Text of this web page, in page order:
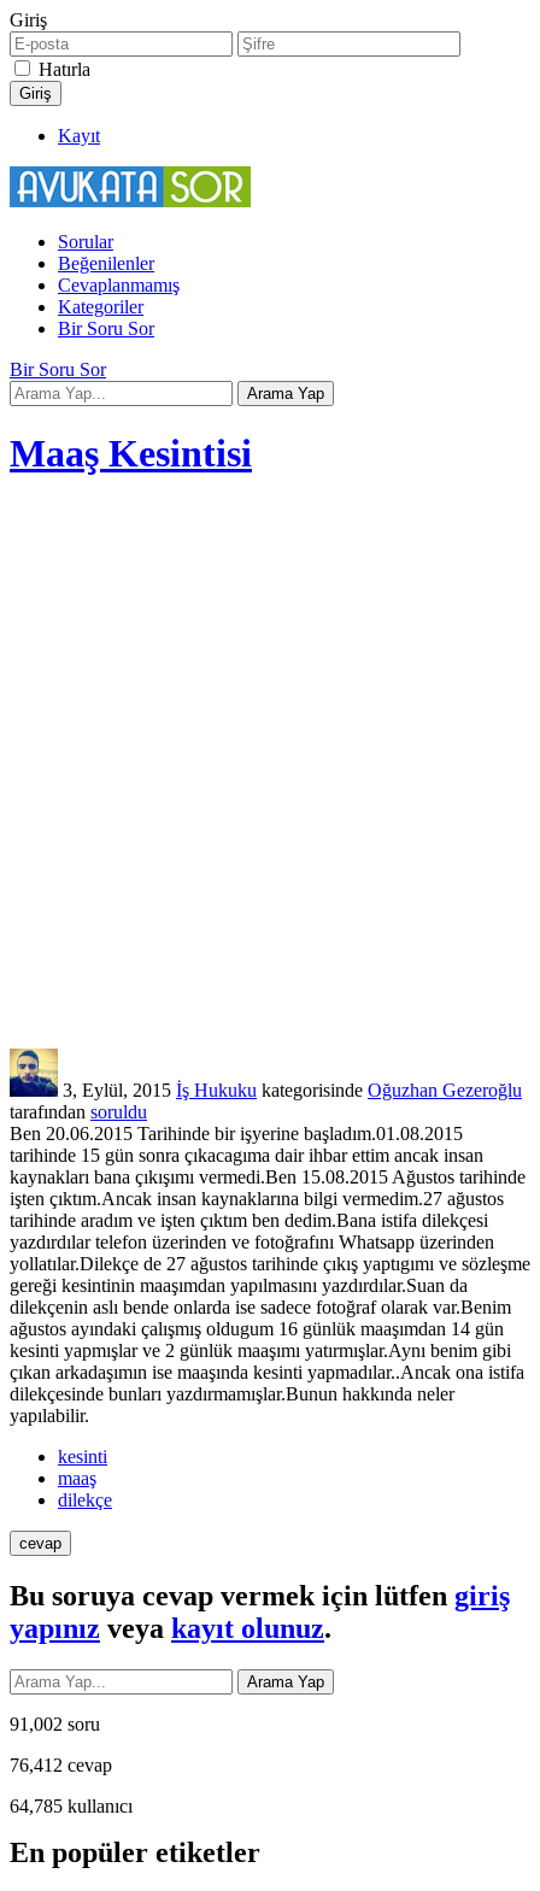
Giriş
Hatırla
Kayıt
Sorular
Beğenilenler
Cevaplanmamış
Kategoriler
Bir Soru Sor
Bir Soru Sor
Maaş Kesintisi
3, Eylül, 2015 İş Hukuku kategorisinde Oğuzhan Gezeroğlu
tarafından soruldu
Ben 20.06.2015 Tarihinde bir işyerine başladım.01.08.2015
tarihinde 15 gün sonra çıkacagıma dair ihbar ettim ancak insan
kaynakları bana çıkışımı vermedi.Ben 15.08.2015 Ağustos tarihinde
işten çıktım.Ancak insan kaynaklarına bilgi vermedim.27 ağustos
tarihinde aradım ve işten çıktım ben dedim.Bana istifa dilekçesi
yazdırdılar telefon üzerinden ve fotoğrafını Whatsapp üzerinden
yollatılar.Dilekçe de 27 ağustos tarihinde çıkış yaptıgımı ve sözleşme
gereği kesintinin maaşımdan yapılmasını yazdırdılar.Suan da
dilekçenin aslı bende onlarda ise sadece fotoğraf olarak var.Benim
ağustos ayındaki çalışmış oldugum 16 günlük maaşımdan 14 gün
kesinti yapmışlar ve 2 günlük maaşımı yatırmışlar.Aynı benim gibi
çıkan arkadaşımın ise maaşında kesinti yapmadılar..Ancak ona istifa
dilekçesinde bunları yazdırmamışlar.Bunun hakkında neler
yapılabilir.
kesinti
maaş
dilekçe
Bu soruya cevap vermek için lütfen giriş
yapınız veya kayıt olunuz.
91,002 soru
76,412 cevap
64,785 kullanıcı
En popüler etiketler